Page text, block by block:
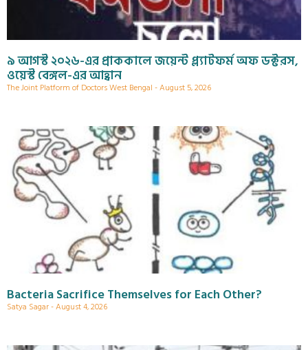
৯ আগস্ট ২০২৬-এর প্রাককালে জয়েন্ট প্ল্যাটফর্ম অফ ডক্টরস,
ওয়েস্ট বেঙ্গল-এর আহ্বান
The Joint Platform of Doctors West Bengal August 5, 2026
Bacteria Sacrifice Themselves for Each Other?
Satya Sagar August 4, 2026